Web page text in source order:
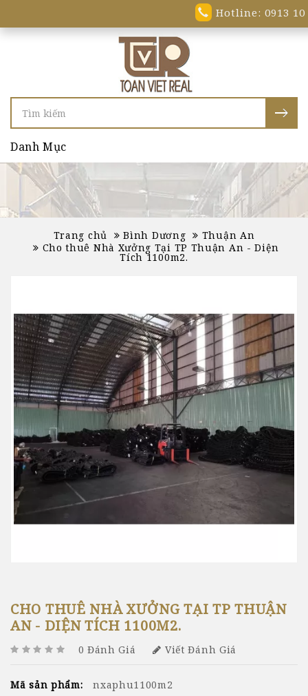
Hotline: 0913 10
Danh Mục
Trang chủ Bình Dương
Thuận An
Cho thuê Nhà Xưởng Tại TP Thuận An - Diện
Tích 1100m2.
CHO THUÊ NHÀ XƯỞNG TẠI TP THUẬN
AN - DIỆN TÍCH 1100M2.
0 Đánh Giá Viết Đánh Giá
Mã sản phẩm:
nxaphu1100m2